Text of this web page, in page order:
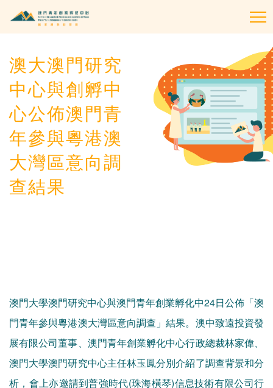
澳大澳門研究
中心與創孵中
心公佈澳門青
年參與粵港澳
大灣區意向調
查結果
澳門大學澳門研究中心與澳門青年創業孵化中24日公佈「澳
門青年參與粵港澳大灣區意向調查」結果。澳中致遠投資發
展有限公司董事、澳門青年創業孵化中心行政總裁林家偉、
澳門大學澳門研究中心主任林玉鳳分別介紹了調查背景和分
析，會上亦邀請到普強時代(珠海橫琴)信息技術有限公司行